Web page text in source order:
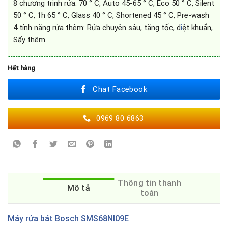
8 chương trinh rửa: 70 ° C, Auto 45-65 ° C, Eco 50 ° C, Silent
50 ° C, 1h 65 ° C, Glass 40 ° C, Shortened 45 ° C, Pre-wash
4 tính năng rửa thêm: Rửa chuyên sâu, tăng tốc, diệt khuẩn,
Sấy thêm
Hết hàng
Chat Facebook
0969 80 6863
Mô tả
Thông tin thanh
toán
Máy rửa bát Bosch SMS68NI09E